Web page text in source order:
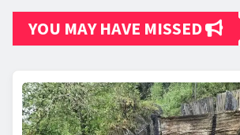
YOU MAY HAVE MISSED